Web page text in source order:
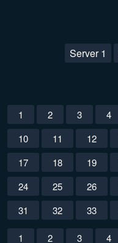
Server 1
1 2 3 4
10
11 12
17
18 19
24
25 26
31
32 33
1 2 3 4